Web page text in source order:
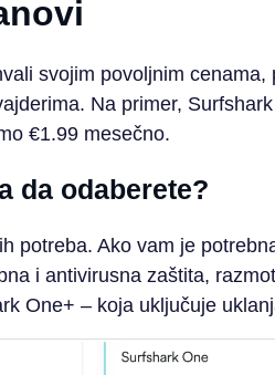
svojim povoljnim
Na primer,
€1.99 mesečno.
da odaberete?
potreba. Ako vam je
i antivirusna zaštita,
One+ – koja uključuje